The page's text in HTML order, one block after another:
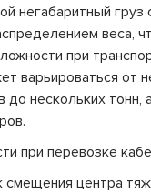
негабаритный груз
веса,
при
варьироваться от
до нескольких тонн,
при перевозке
смещения центра